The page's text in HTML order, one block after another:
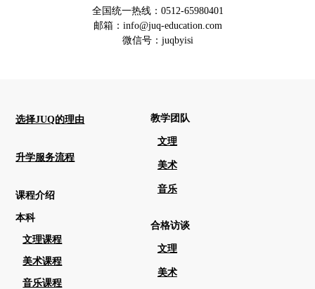
全国统一热线：0512-65980401
邮箱：info@juq-education.com
微信号：juqbyisi
选择JUQ的理由
升学服务流程
课程介绍
本科
文理课程
美术课程
音乐课程
教学团队
文理
美术
音乐
合格访谈
文理
美术